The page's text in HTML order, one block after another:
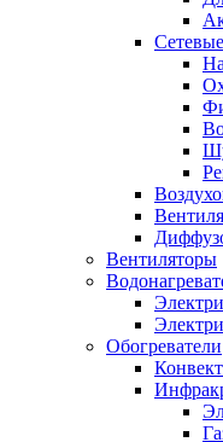
Вентиляторы
Обогреватели